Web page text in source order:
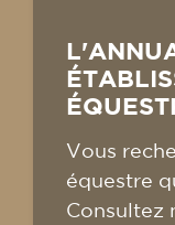
Vous
équestre
Consultez